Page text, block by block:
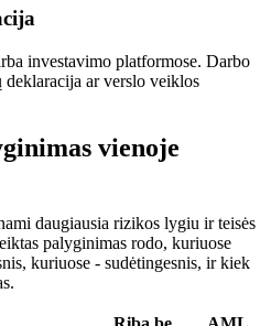
investavimo platformose. Darbo
deklaracija ar verslo veiklos
vienoje
daugiausia rizikos lygiu ir teisės
palyginimas rodo, kuriuose
kuriuose - sudėtingesnis, ir kiek